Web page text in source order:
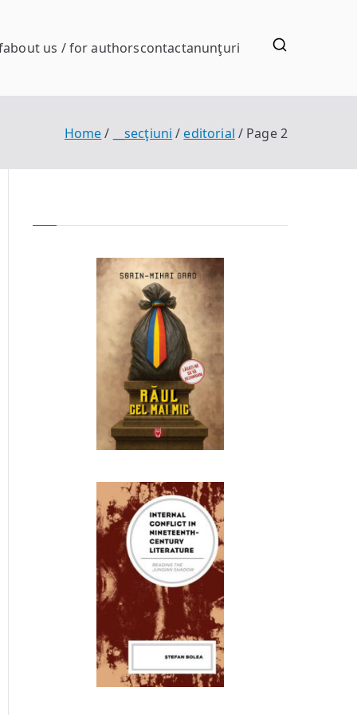
about us / for authorscontactanunţuri
Home __secţiuni editorial Page 2